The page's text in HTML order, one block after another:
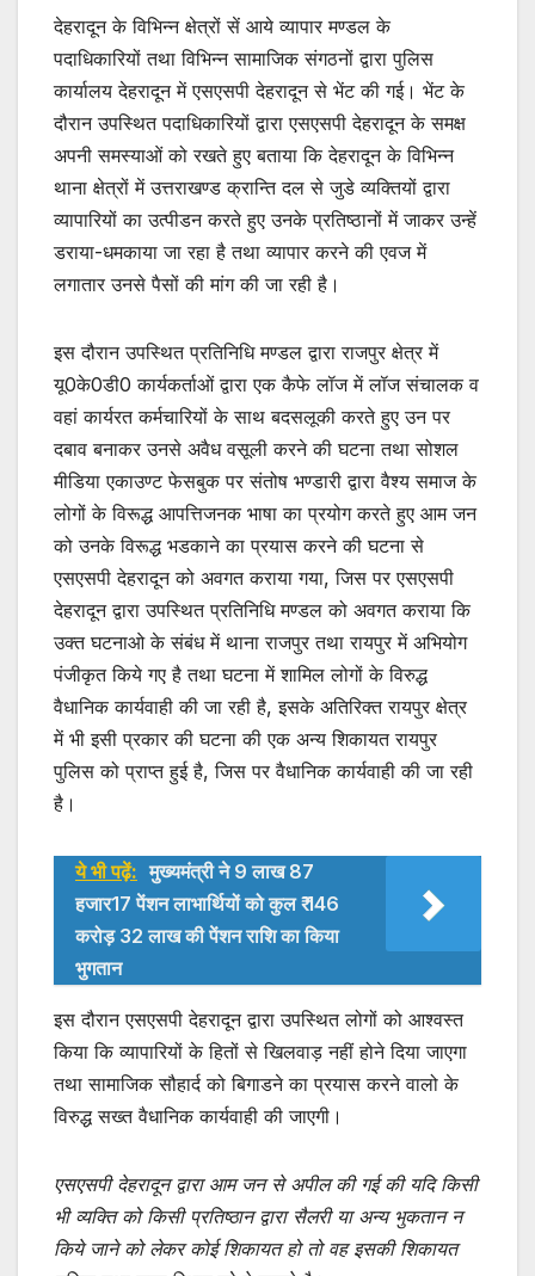
at
s
A
p
p
c
e
b
o
o
k
itt
er
देहरादून के विभिन्न क्षेत्रों सें आये व्यापार मण्डल के
पदाधिकारियों तथा विभिन्न सामाजिक संगठनों द्वारा पुलिस
कार्यालय देहरादून में एसएसपी देहरादून से भेंट की गई। भेंट के
दौरान उपस्थित पदाधिकारियों द्वारा एसएसपी देहरादून के समक्ष
अपनी समस्याओं को रखते हुए बताया कि देहरादून के विभिन्न
थाना क्षेत्रों में उत्तराखण्ड क्रान्ति दल से जुडे व्यक्तियों द्वारा
व्यापारियों का उत्पीडन करते हुए उनके प्रतिष्ठानों में जाकर उन्हें
डराया-धमकाया जा रहा है तथा व्यापार करने की एवज में
लगातार उनसे पैसों की मांग की जा रही है।
इस दौरान उपस्थित प्रतिनिधि मण्डल द्वारा राजपुर क्षेत्र में
यू0के0डी0 कार्यकर्ताओं द्वारा एक कैफे लॉज में लॉज संचालक व
वहां कार्यरत कर्मचारियों के साथ बदसलूकी करते हुए उन पर
दबाव बनाकर उनसे अवैध वसूली करने की घटना तथा सोशल
मीडिया एकाउण्ट फेसबुक पर संतोष भण्डारी द्वारा वैश्य समाज के
लोगों के विरूद्ध आपत्तिजनक भाषा का प्रयोग करते हुए आम जन
को उनके विरूद्ध भडकाने का प्रयास करने की घटना से
एसएसपी देहरादून को अवगत कराया गया, जिस पर एसएसपी
देहरादून द्वारा उपस्थित प्रतिनिधि मण्डल को अवगत कराया कि
उक्त घटनाओ के संबंध में थाना राजपुर तथा रायपुर में अभियोग
पंजीकृत किये गए है तथा घटना में शामिल लोगों के विरुद्ध
वैधानिक कार्यवाही की जा रही है, इसके अतिरिक्त रायपुर क्षेत्र
में भी इसी प्रकार की घटना की एक अन्य शिकायत रायपुर
पुलिस को प्राप्त हुई है, जिस पर वैधानिक कार्यवाही की जा रही
है।
ये भी पढ़ें: मुख्यमंत्री ने 9 लाख 87
हजार17 पेंशन लाभार्थियों को कुल ₹ 146
करोड़ 32 लाख की पेंशन राशि का किया
भुगतान
इस दौरान एसएसपी देहरादून द्वारा उपस्थित लोगों को आश्वस्त
किया कि व्यापारियों के हितों से खिलवाड़ नहीं होने दिया जाएगा
तथा सामाजिक सौहार्द को बिगाडने का प्रयास करने वालो के
विरुद्ध सख्त वैधानिक कार्यवाही की जाएगी।
एसएसपी देहरादून द्वारा आम जन से अपील की गई की यदि किसी
भी व्यक्ति को किसी प्रतिष्ठान द्वारा सैलरी या अन्य भुकतान न
किये जाने को लेकर कोई शिकायत हो तो वह इसकी शिकायत